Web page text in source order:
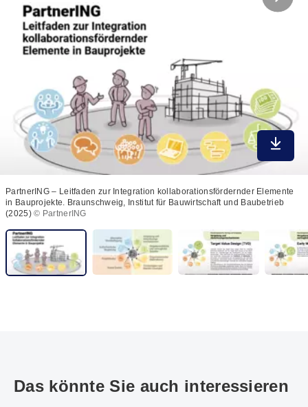
In
PartnerING – Leitfaden zur Integration kollaborationsfördernder Elemente
in Bauprojekte. Braunschweig, Institut für Bauwirtschaft und Baubetrieb
(2025)© PartnerING
Das könnte Sie auch interessieren